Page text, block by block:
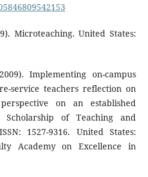
Microteaching. United States:
Implementing on-campus
service teachers reflection on
on an established
of Teaching and
1527-9316. United States:
Academy on Excellence in